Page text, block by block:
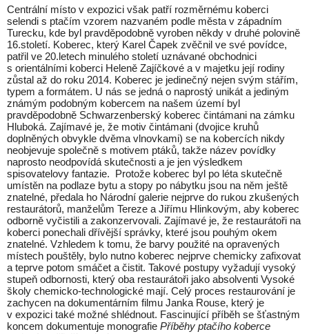
Centrální místo v expozici však patří rozměrnému koberci
selendi s ptačím vzorem nazvaném podle města v západním
Turecku, kde byl pravděpodobně vyroben někdy v druhé polovině
16.století. Koberec, který Karel Čapek zvěčnil ve své povídce,
patřil ve 20.letech minulého století uznávané obchodnici
s orientálními koberci Heleně Zajíčkové a v majetku její rodiny
zůstal až do roku 2014. Koberec je jedinečný nejen svým stářím,
typem a formátem. U nás se jedná o naprostý unikát a jediným
známým podobným kobercem na našem území byl
pravděpodobně Schwarzenberský koberec čintámani na zámku
Hluboká. Zajímavé je, že motiv čintámani (dvojice kruhů
doplněných obvykle dvěma vlnovkami) se na kobercích nikdy
neobjevuje společně s motivem ptáků, takže název povídky
naprosto neodpovídá skutečnosti a je jen výsledkem
spisovatelovy fantazie. Protože koberec byl po léta skutečně
umístěn na podlaze bytu a stopy po nábytku jsou na něm ještě
znatelné, předala ho Národní galerie nejprve do rukou zkušených
restaurátorů, manželům Tereze a Jiřímu Hlinkovým, aby koberec
odborně vyčistili a zakonzervovali. Zajímavé je, že restaurátoři na
koberci ponechali dřívější správky, které jsou pouhým okem
znatelné. Vzhledem k tomu, že barvy použité na opravených
místech pouštěly, bylo nutno koberec nejprve chemicky zafixovat
a teprve potom smáčet a čistit. Takové postupy vyžadují vysoký
stupeň odbornosti, který oba restaurátoři jako absolventi Vysoké
školy chemicko-technologické mají. Celý proces restaurování je
zachycen na dokumentárním filmu Janka Rouse, který je
v expozici také možné shlédnout. Fascinující příběh se šťastným
koncem dokumentuje monografie Příběhy ptačího koberce